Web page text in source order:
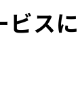
ビス